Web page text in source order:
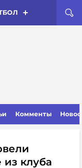
Комменты
из клуба